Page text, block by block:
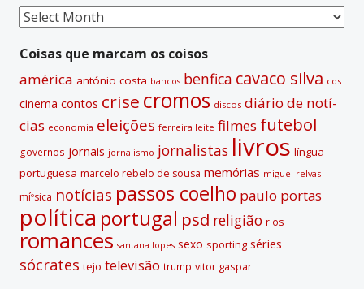
t
i
v
Coisas
Coisas que marcam os coisos
américa antónio costa bancos benfica cavaco silva cds
cinema contos crise cromos discos diário de notí­
cias economia eleições ferreira leite filmes futebol
governos jornais jornalismo jornalistas livros lí­ngua
portuguesa marcelo rebelo de sousa memórias miguel relvas
míºsica notí­cias passos coelho paulo portas
polí­tica portugal psd religião rios
romances santana lopes sexo sporting séries
sócrates tejo televisão trump vitor gaspar